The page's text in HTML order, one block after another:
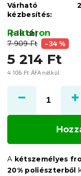
7 909 Ft –34 %
5 214 Ft
4 106 Ft ÁFA nélkül
Raktáron
(>10 db)
Várható
kézbesítés:
A kétszemélyes
20% poliészterből